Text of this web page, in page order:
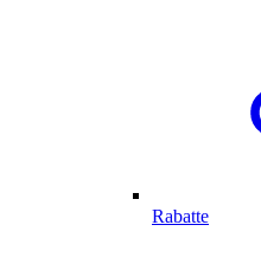
Rabatte